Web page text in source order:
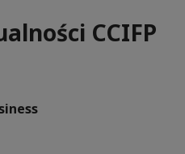
CCIFP